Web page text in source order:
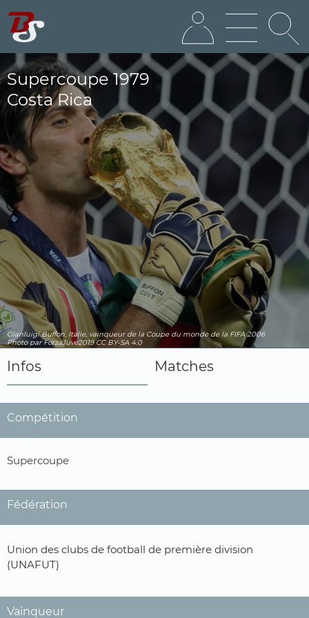
Supercoupe 1979
Costa Rica
Gianluigi Buffon, Italie, vainqueur de la Coupe du monde de la FIFA 2006
Photo par ForzaJuve2019CC BY-SA 4.0
Infos Matches
Compétition
Supercoupe
Fédération
Union des clubs de football de première division
(UNAFUT)
Vainqueur